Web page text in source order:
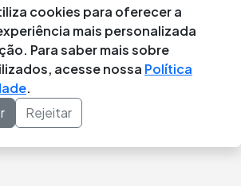
cookies para oferecer a
mais personalizada
Para saber mais sobre
acesse nossa Política
.
Rejeitar